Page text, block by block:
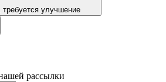
требуется улучшение
рассылки